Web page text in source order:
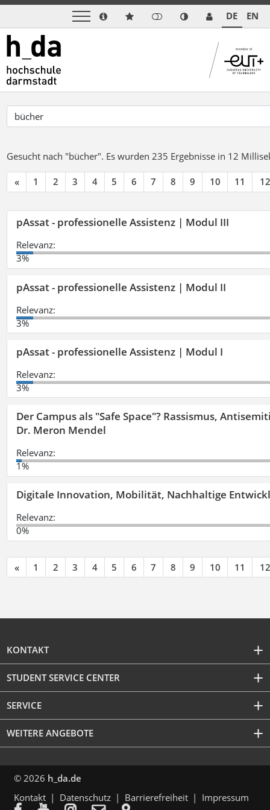
DE EN
Gesucht nach "bücher". Es wurden 235 Ergebnisse in 12
« 1 2 3 4 5 6 7 8 9 10 11 12
pAssat - professionelle Assistenz | Modul III
Relevanz:
3%
pAssat - professionelle Assistenz | Modul II
Relevanz:
3%
pAssat - professionelle Assistenz | Modul I
Relevanz:
3%
Der Campus als "Safe Space"? Rassismus,
Dr. Meron Mendel
Relevanz:
1%
Digitale Innovation, Mobilität, Nachhaltige
Relevanz:
0%
« 1 2 3 4 5 6 7 8 9 10 11 12
KONTAKT
STUDENT SERVICE CENTER
SERVICE
WEITERE ANGEBOTE
© 2026 h_da.de
Kontakt
Datenschutz Barrierefreiheit Impressum